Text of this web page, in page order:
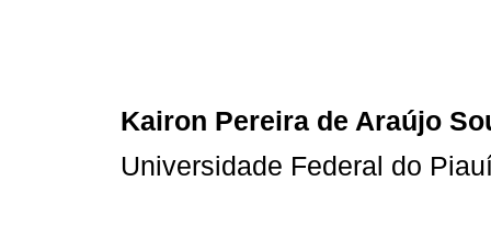
Kairon Pereira de Araújo
Universidade Federal do